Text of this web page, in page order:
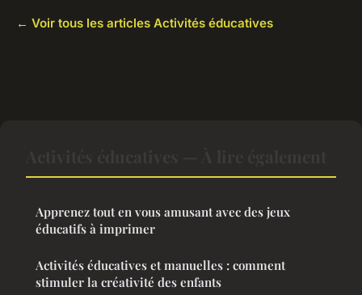
← Voir tous les articles Activités éducatives
Apprenez tout en vous amusant avec des jeux
éducatifs à imprimer
Activités éducatives et manuelles : comment
stimuler la créativité des enfants